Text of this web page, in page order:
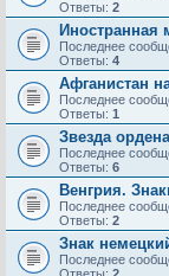
Ответы: 2
Иностранная
Последнее
Ответы: 4
Афганистан
Последнее
Ответы: 1
Звезда
Последнее
Ответы: 6
Венгрия.
Последнее
Ответы: 2
Знак
Последнее